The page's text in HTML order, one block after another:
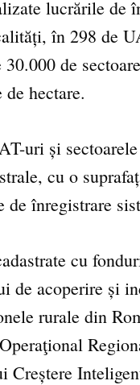
lucrările de
în 298 de
de
hectare.
uri și
cu o
înregistrare
cu
de acoperire și
rurale din
Creștere